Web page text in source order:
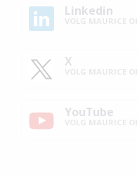
Linkedin
X
YouTube